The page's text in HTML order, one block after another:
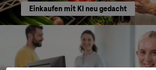
Einkaufen mit KI neu gedacht